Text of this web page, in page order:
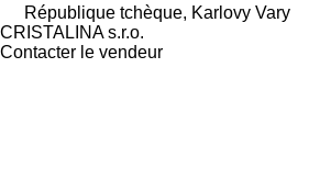
République tchèque, Karlovy Vary
CRISTALINA s.r.o.
Contacter le vendeur